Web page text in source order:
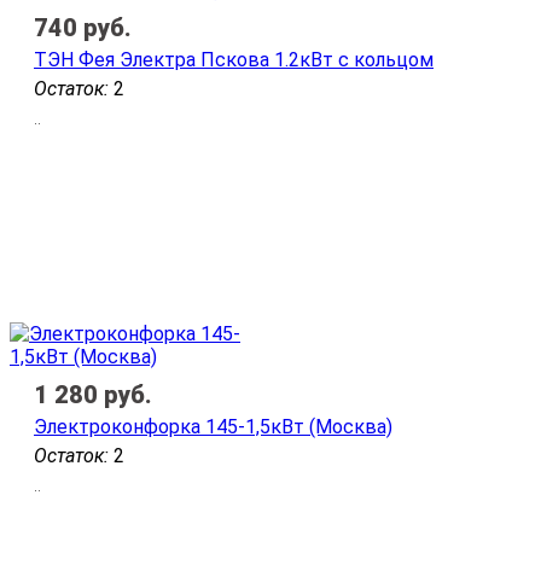
Остаток: 2
ТЭН Фея Электра Пскова 1.2кВт с кольцом
..
740 руб.
Остаток: 2
Электроконфорка 145-1,5кВт (Москва)
..
1 280 руб.